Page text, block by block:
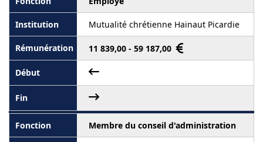
Mutualité chrétienne Hainaut Picardie
11 839,00 - 59 187,00
Membre du conseil d'administration